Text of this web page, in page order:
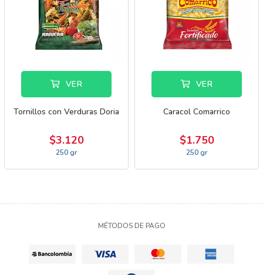
VER
Tornillos con Verduras Doria
$3.120
250 gr
VER
Caracol Comarrico
$1.750
250 gr
MÉTODOS DE PAGO